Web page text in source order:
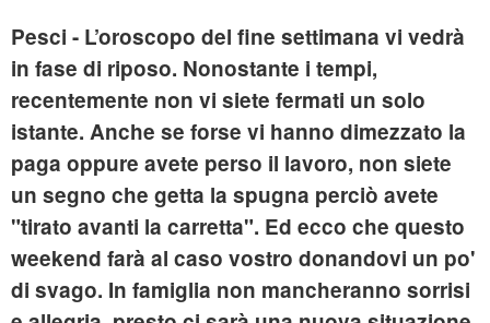
Pesci - L’oroscopo del fine settimana vi vedrà
in fase di riposo. Nonostante i tempi,
recentemente non vi siete fermati un solo
istante. Anche se forse vi hanno dimezzato la
paga oppure avete perso il lavoro, non siete
un segno che getta la spugna perciò avete
"tirato avanti la carretta". Ed ecco che questo
weekend farà al caso vostro donandovi un po'
di svago. In famiglia non mancheranno sorrisi